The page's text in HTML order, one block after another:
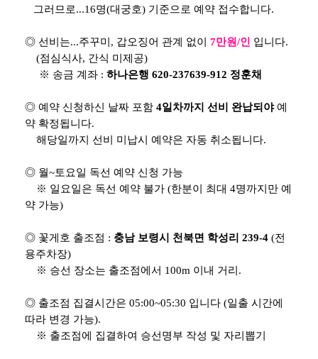
그러므로...16명(대궁호) 기준으로 예약 접수합니다.
◎ 선비는...주꾸미, 갑오징어 관계 없이 7만원/인 입니다.
(점심식사, 간식 미제공)
※ 송금 계좌 : 하나은행 620-237639-912 정훈채
◎ 예약 신청하신 날짜 포함 4일차까지 선비 완납되야예
약 확정됩니다.
해당일까지 선비 미납시 예약은 자동 취소됩니다.
◎ 월~토요일 독선 예약 신청 가능
※ 일요일은 독선 예약 불가 (한분이 최대 4명까지만 예
약 가능)
◎ 꽃게호 출조점 : 충남 보령시 천북면 학성리 239-4 (전
용주차장)
※ 승선 장소는 출조점에서 100m 이내 거리.
◎ 출조점 집결시간은 05:00~05:30 입니다 (일출 시간에
따라 변경 가능).
※ 출조점에 집결하여 승선명부 작성 및 자리뽑기